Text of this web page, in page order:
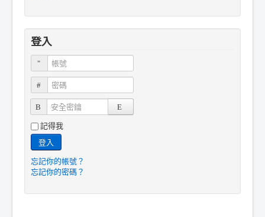
登入
帳號
密碼
安全密鑰
記得我
登入
忘記你的帳號？
忘記你的密碼？